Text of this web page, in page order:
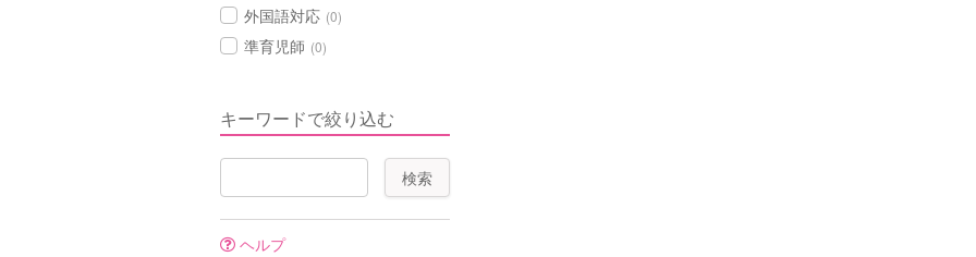
外国語対応 (0)
準育児師 (0)
キーワードで絞り込む
ヘルプ